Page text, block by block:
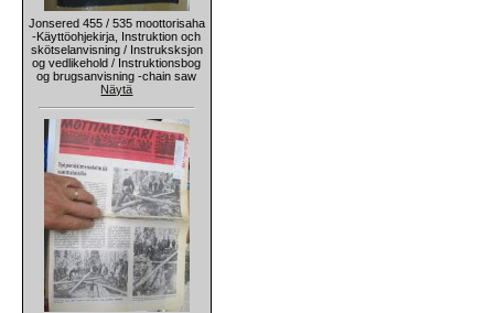
Jonsered 455 / 535 moottorisaha
-Käyttöohjekirja, Instruktion och
skötselanvisning / Instruksksjon
og vedlikehold / Instruktionsbog
og brugsanvisning -chain saw
Näytä